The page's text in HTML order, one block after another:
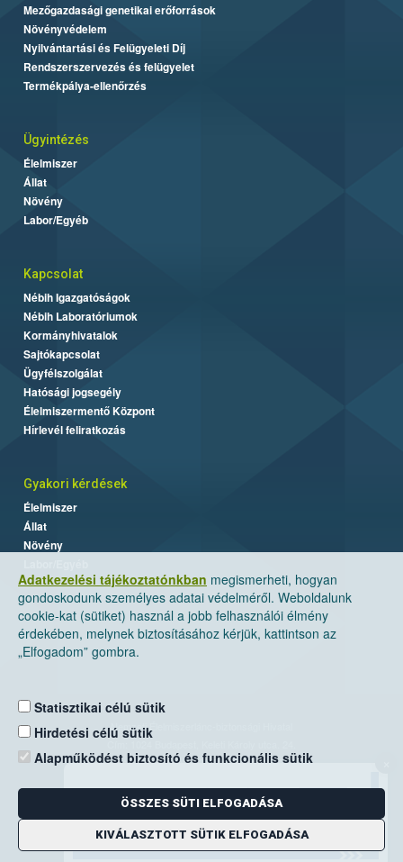
Adatkezelési tájékoztatónkban megismerheti, hogyan
gondoskodunk személyes adatai védelméről. Weboldalunk
cookie-kat (sütiket) használ a jobb felhasználói élmény
érdekében, melynek biztosításához kérjük, kattintson az
„Elfogadom” gombra.
Statisztikai célú sütik
Hirdetési célú sütik
Alapműködést biztosító és funkcionális sütik
ÖSSZES SÜTI ELFOGADÁSA
KIVÁLASZTOTT SÜTIK ELFOGADÁSA
Mezőgazdasági genetikai erőforrások
Növényvédelem
Nyilvántartási és Felügyeleti Díj
Rendszerszervezés és felügyelet
Termékpálya-ellenőrzés
Ügyintézés
Élelmiszer
Állat
Növény
Labor/Egyéb
Kapcsolat
Nébih Igazgatóságok
Nébih Laboratóriumok
Kormányhivatalok
Sajtókapcsolat
Ügyfélszolgálat
Hatósági jogsegély
Élelmiszermentő Központ
Hírlevél feliratkozás
Gyakori kérdések
Élelmiszer
Állat
Növény
Nemzeti Élelmiszerlánc-biztonsági Hivatal
Levelezési cím: 1525 Budapest. Pf. 30.
E-mail:ugyfelszolgalat@nebih.gov.hu
Zöld szám: 06-80/263-244
Telefon: 06-1/ 336-9000